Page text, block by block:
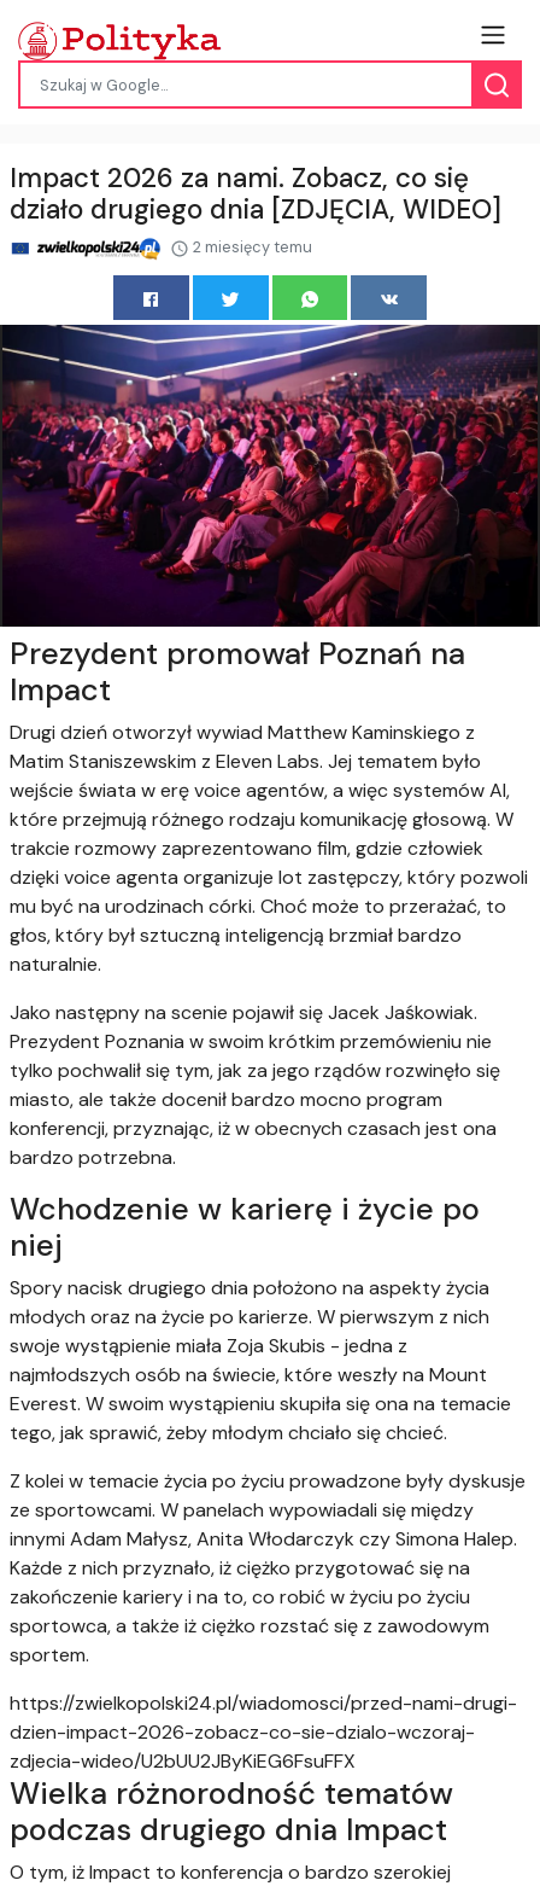
Impact 2026 za nami. Zobacz, co się
działo drugiego dnia [ZDJĘCIA, WIDEO]
2 miesięcy temu
Prezydent promował Poznań na
Impact
Drugi dzień otworzył wywiad Matthew Kaminskiego z
Matim Staniszewskim z Eleven Labs. Jej tematem było
wejście świata w erę voice agentów, a więc systemów AI,
które przejmują różnego rodzaju komunikację głosową. W
trakcie rozmowy zaprezentowano film, gdzie człowiek
dzięki voice agenta organizuje lot zastępczy, który pozwoli
mu być na urodzinach córki. Choć może to przerażać, to
głos, który był sztuczną inteligencją brzmiał bardzo
naturalnie.
Jako następny na scenie pojawił się Jacek Jaśkowiak.
Prezydent Poznania w swoim krótkim przemówieniu nie
tylko pochwalił się tym, jak za jego rządów rozwinęło się
miasto, ale także docenił bardzo mocno program
konferencji, przyznając, iż w obecnych czasach jest ona
bardzo potrzebna.
Wchodzenie w karierę i życie po
niej
Spory nacisk drugiego dnia położono na aspekty życia
młodych oraz na życie po karierze. W pierwszym z nich
swoje wystąpienie miała Zoja Skubis - jedna z
najmłodszych osób na świecie, które weszły na Mount
Everest. W swoim wystąpieniu skupiła się ona na temacie
tego, jak sprawić, żeby młodym chciało się chcieć.
Z kolei w temacie życia po życiu prowadzone były dyskusje
ze sportowcami. W panelach wypowiadali się między
innymi Adam Małysz, Anita Włodarczyk czy Simona Halep.
Każde z nich przyznało, iż ciężko przygotować się na
zakończenie kariery i na to, co robić w życiu po życiu
sportowca, a także iż ciężko rozstać się z zawodowym
sportem.
https://zwielkopolski24.pl/wiadomosci/przed-nami-drugi-
dzien-impact-2026-zobacz-co-sie-dzialo-wczoraj-
zdjecia-wideo/U2bUU2JByKiEG6FsuFFX
Wielka różnorodność tematów
podczas drugiego dnia Impact
O tym, iż Impact to konferencja o bardzo szerokiej